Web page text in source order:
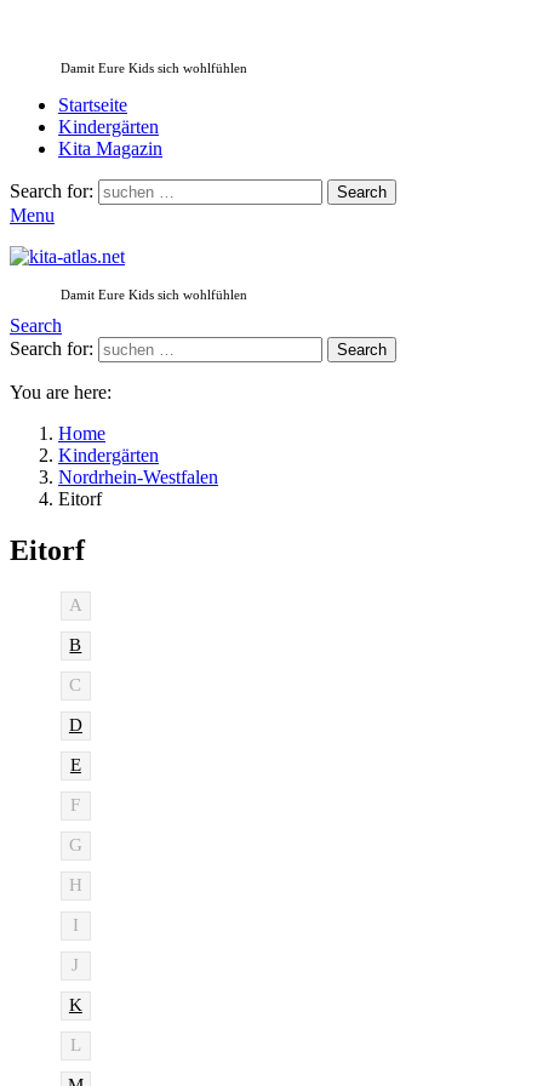
Damit Eure Kids sich wohlfühlen
Startseite
Kindergärten
Kita Magazin
Search for: Search
Menu
Damit Eure Kids sich wohlfühlen
Search
Search for:
Search
You are here:
Home
Kindergärten
Nordrhein-Westfalen
Eitorf
Eitorf
A
B
C
D
E
F
G
H
I
J
K
L